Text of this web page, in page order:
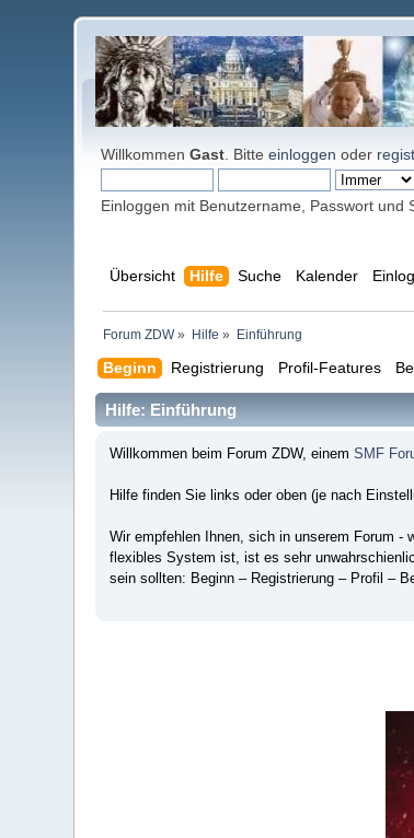
WillkommenGast . Bitteeinloggen oder
Einloggen mit Benutzername, Passwort und
Übersicht Hilfe Suche Kalender
Forum ZDW» Hilfe » Einführung
Beginn Registrierung Profil-Features
Hilfe: Einführung
Willkommen beim Forum ZDW, einem SMF
Hilfe finden Sie links oder oben (je nach
Wir empfehlen Ihnen, sich in unserem Forum -
flexibles System ist, ist es sehr
sein sollten: Beginn – Registrierung – Profil –